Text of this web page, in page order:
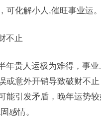
可化解小人,催旺事业运。
不止
年贵人运极为难得，事
或意外开销导致破财不止
能引发矛盾，晚年运势
感情。